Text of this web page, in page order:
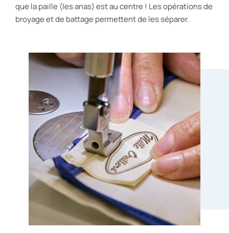
que la paille (les anas) est au centre ! Les opérations de
broyage et de battage permettent de les séparer.